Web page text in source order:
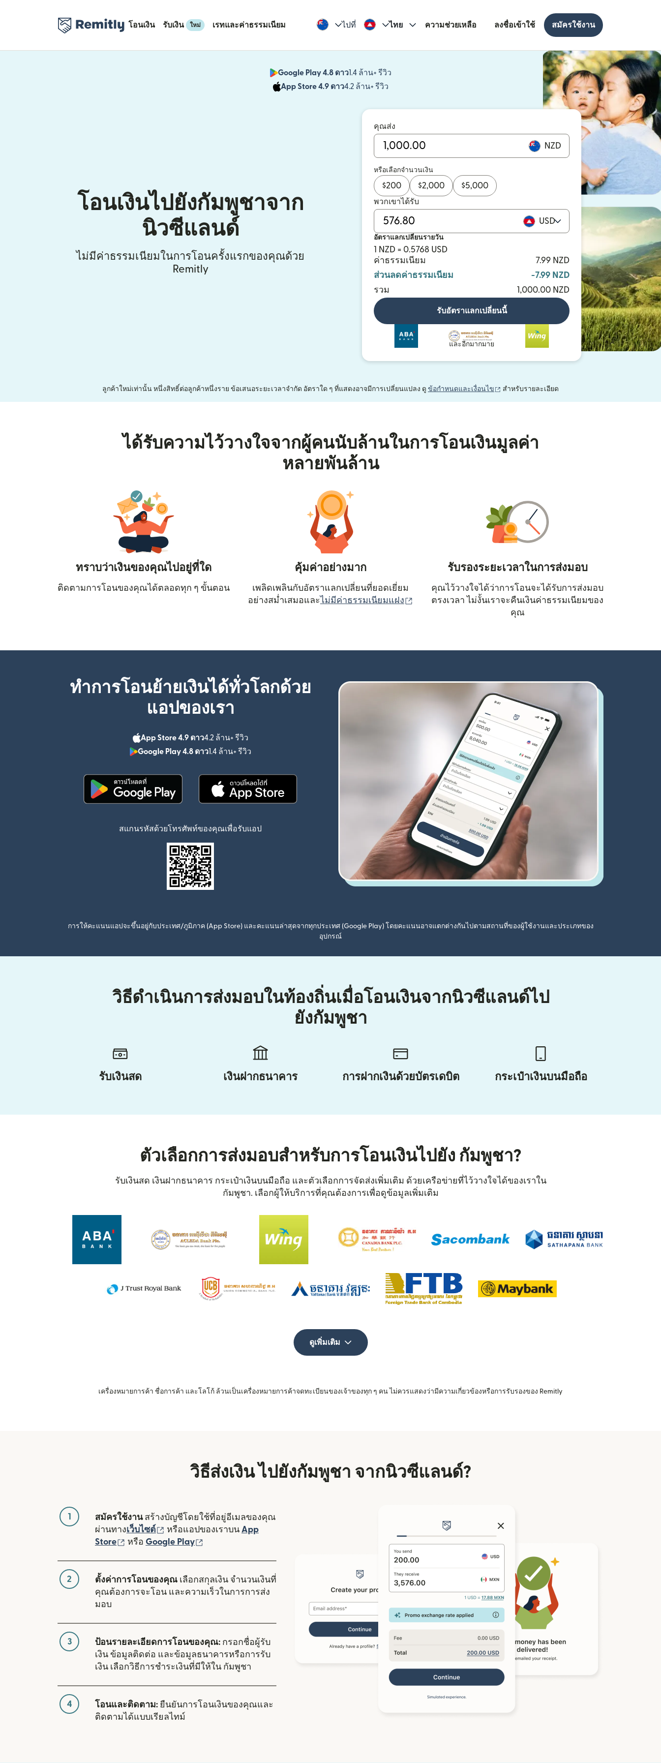
โอนเงิน รับเงิน ใหม่ เรทและค่าธรรมเนียม ไปที่ ไทย ความช่วยเหลือ ลงชื่อเข้าใช้ สมัครใช้งาน
Google Play 4.8 ดาว1.4 ล้าน+ รีวิว
(เปิดในหน้าต่างใหม่)
App Store 4.9 ดาว4.2 ล้าน+ รีวิว
(เปิดในหน้าต่างใหม่)
โอนเงินไปยังกัมพูชาจาก
นิวซีแลนด์
ไม่มีค่าธรรมเนียมในการโอนครั้งแรกของคุณด้วย
Remitly
คุณส่ง
NZD
หรือเลือกจำนวนเงิน
$200 $2,000 $5,000
พวกเขาได้รับ
USD
อัตราแลกเปลี่ยนรายวัน
1 NZD = 0.5768 USD
ค่าธรรมเนียม
7.99 NZD
ส่วนลดค่าธรรมเนียม
-7.99 NZD
รวม
1,000.00 NZD
รับอัตราแลกเปลี่ยนนี้
และอีกมากมาย
ลูกค้าใหม่เท่านั้น หนึ่งสิทธิ์ต่อลูกค้าหนึ่งราย ข้อเสนอระยะเวลาจำกัด อัตราใด ๆ ที่แสดงอาจมีการเปลี่ยนแปลง ดู ข้อกำหนดและเงื่อนไข (เปิดในหน้าต่างใหม่)
สำหรับรายละเอียด
ได้รับความไว้วางใจจากผู้คนนับล้านในการโอนเงินมูลค่า
หลายพันล้าน
ทราบว่าเงินของคุณไปอยู่ที่ใด
ติดตามการโอนของคุณได้ตลอดทุก ๆ ขั้นตอน
คุ้มค่าอย่างมาก
เพลิดเพลินกับอัตราแลกเปลี่ยนที่ยอดเยี่ยม
อย่างสม่ำเสมอและ ไม่มีค่าธรรมเนียมแฝง (เปิดในหน้าต่างใหม่)
รับรองระยะเวลาในการส่งมอบ
คุณไว้วางใจได้ว่าการโอนจะได้รับการส่งมอบ
ตรงเวลา ไม่งั้นเราจะคืนเงินค่าธรรมเนียมของ
คุณ
ทำการโอนย้ายเงินได้ทั่วโลกด้วย
แอปของเรา
App Store 4.9 ดาว4.2 ล้าน+ รีวิว
(เปิดในหน้าต่างใหม่)
Google Play 4.8 ดาว1.4 ล้าน+ รีวิว
(เปิดในหน้าต่างใหม่)
สแกนรหัสด้วยโทรศัพท์ของคุณเพื่อรับแอป
การให้คะแนนแอปจะขึ้นอยู่กับประเทศ/ภูมิภาค (App Store) และคะแนนล่าสุดจากทุกประเทศ (Google Play) โดยคะแนนอาจแตกต่างกันไปตามสถานที่ของผู้ใช้งานและประเภทของ
อุปกรณ์
วิธีดำเนินการส่งมอบในท้องถิ่นเมื่อโอนเงินจากนิวซีแลนด์ไป
ยังกัมพูชา
รับเงินสด เงินฝากธนาคาร การฝากเงินด้วยบัตรเดบิต กระเป๋าเงินบนมือถือ
ตัวเลือกการส่งมอบสำหรับการโอนเงินไปยัง กัมพูชา?
รับเงินสด เงินฝากธนาคาร กระเป๋าเงินบนมือถือ และตัวเลือกการจัดส่งเพิ่มเติม ด้วยเครือข่ายที่ไว้วางใจได้ของเราใน
กัมพูชา. เลือกผู้ให้บริการที่คุณต้องการเพื่อดูข้อมูลเพิ่มเติม
ดูเพิ่มเติม
เครื่องหมายการค้า ชื่อการค้า และโลโก้ ล้วนเป็นเครื่องหมายการค้าจดทะเบียนของเจ้าของทุก ๆ คน ไม่ควรแสดงว่ามีความเกี่ยวข้องหรือการรับรองของ Remitly
วิธีส่งเงิน ไปยังกัมพูชา จากนิวซีแลนด์?
1 สมัครใช้งานสร้างบัญชีโดยใช้ที่อยู่อีเมลของคุณ
ผ่านทางเว็บไซต์ (เปิดในหน้าต่างใหม่)
หรือแอปของเราบน App
Store
(เปิดในหน้าต่างใหม่)
หรือ Google Play
2 ตั้งค่าการโอนของคุณ เลือกสกุลเงิน จำนวนเงินที่
คุณต้องการจะโอน และความเร็วในการการส่ง
มอบ
3 ป้อนรายละเอียดการโอนของคุณ: กรอกชื่อผู้รับ
เงิน ข้อมูลติดต่อ และข้อมูลธนาคารหรือการรับ
เงิน เลือกวิธีการชำระเงินที่มีให้ใน กัมพูชา
4 โอนและติดตาม: ยืนยันการโอนเงินของคุณและ
ติดตามได้แบบเรียลไทม์